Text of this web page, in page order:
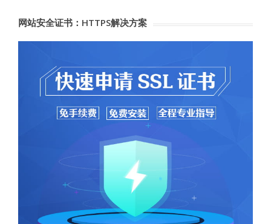
网站安全证书：HTTPS解决方案